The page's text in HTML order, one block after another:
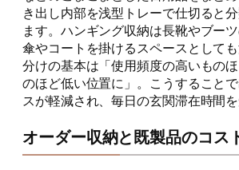
き出し内部を浅型トレーで仕切ると
ます。ハンギング収納は長靴やブーツ
傘やコートを掛けるスペースとして
分けの基本は「使用頻度の高いもの
のほど低い位置に」。こうすること
スが軽減され、毎日の玄関滞在時間を
オーダー収納と既製品のコス